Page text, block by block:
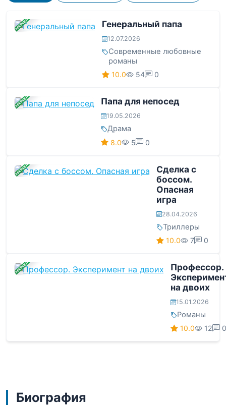
ЗАВЕРШЕНА Генеральный папа
12.07.2026
Современные любовные
романы
10.0 54 0
ЗАВЕРШЕНА Папа для непосед
19.05.2026
Драма
8.0 5 0
ЗАВЕРШЕНА
Сделка с
боссом.
Опасная
игра
28.04.2026
Триллеры
10.0 7 0
ЗАВЕРШЕНА
Профессор.
на двоих
15.01.2026
Романы
10.0 12 0
Биография